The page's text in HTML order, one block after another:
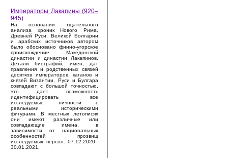
Императоры Лакапины (920–
945)
На основании тщательного
анализа хроник Нового Рима,
Древней Руси, Великой Болгарии
и арабских источников автором
было обосновано финно-угорское
происхождение Македонской
династии и династии Лакапинов.
Детали биографий, имен, дат
правления и родственных связей
десятков императоров, каганов и
князей Византии, Руси и Булгара
совпадают с большой точностью,
что дает возможность
идентифицировать все
исследуемые личности с
реальными историческими
фигурами. В местных летописях
они имеют различные или
совпадающие имена, в
зависимости от национальных
особенностей прозвищ
исследуемых персон. 07.12.2020–
30.01.2021.